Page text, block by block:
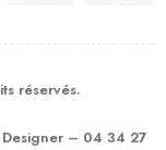
réservés.
– 04 34 27